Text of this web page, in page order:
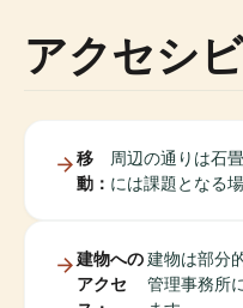
アクセシ
移
動：
周辺の通りは石
には課題となる
建物への
アクセ
建物は部分
管理事務所